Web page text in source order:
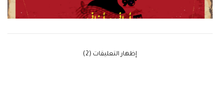
‫إظهار التعليقات (2)